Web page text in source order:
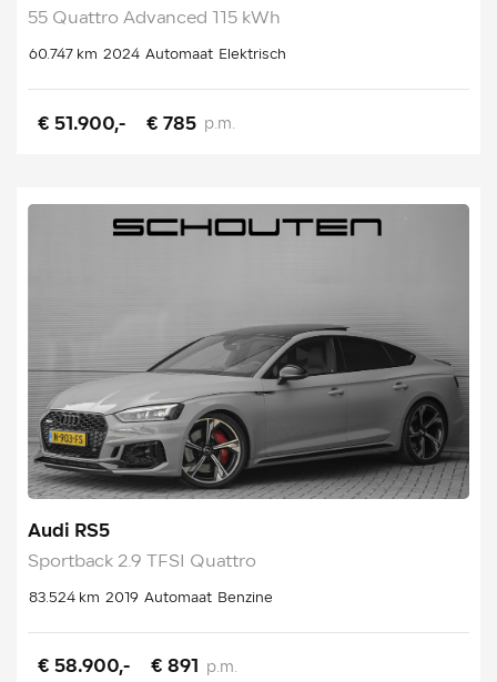
55 Quattro Advanced 115 kWh
60.747 km 2024 Automaat Elektrisch
€ 51.900,- € 785 p.m.
Audi RS5
Sportback 2.9 TFSI Quattro
83.524 km 2019 Automaat Benzine
€ 58.900,- € 891 p.m.